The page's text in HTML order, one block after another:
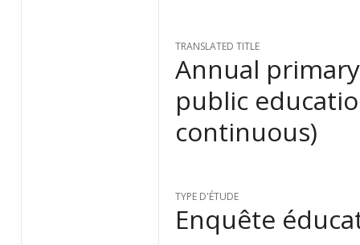
TRANSLATED TITLE
Annual
public
continuous)
TYPE D'ÉTUDE
Enquête